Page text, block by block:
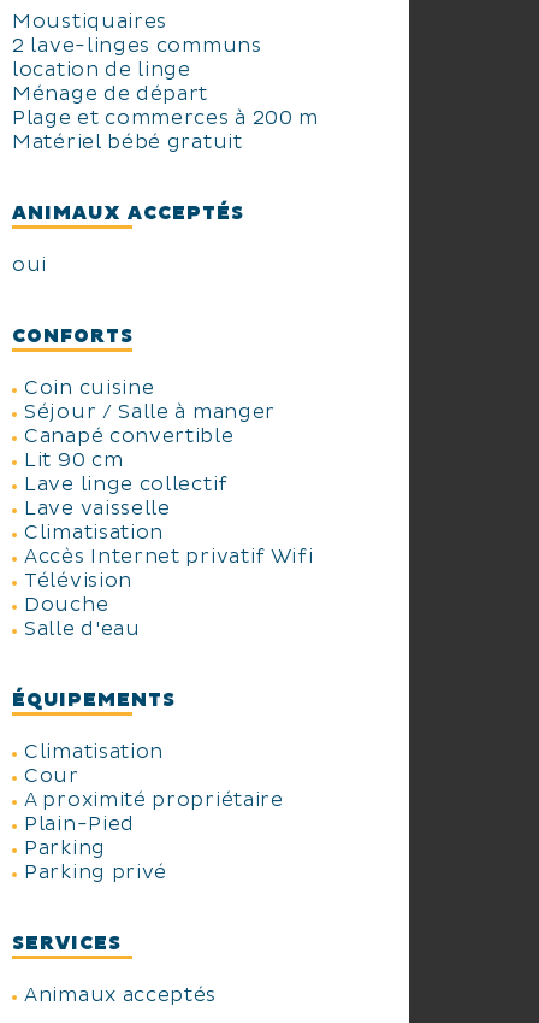
Moustiquaires
2 lave-linges communs
location de linge
Ménage de départ
Plage et commerces à 200 m
Matériel bébé gratuit
ANIMAUX ACCEPTÉS
oui
CONFORTS
Coin cuisine
Séjour / Salle à manger
Canapé convertible
Lit 90 cm
Lave linge collectif
Lave vaisselle
Climatisation
Accès Internet privatif Wifi
Télévision
Douche
Salle d'eau
ÉQUIPEMENTS
Climatisation
Cour
A proximité propriétaire
Plain-Pied
Parking
Parking privé
SERVICES
Animaux acceptés